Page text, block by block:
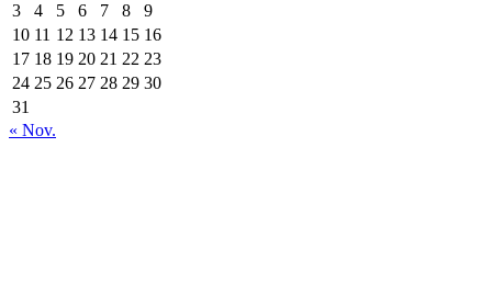
3
4 5 6 7 8
9
10 11 12 13 14 15 16
17 18 19 20 21 22 23
24 25 26 27 28 29 30
31
« Nov.